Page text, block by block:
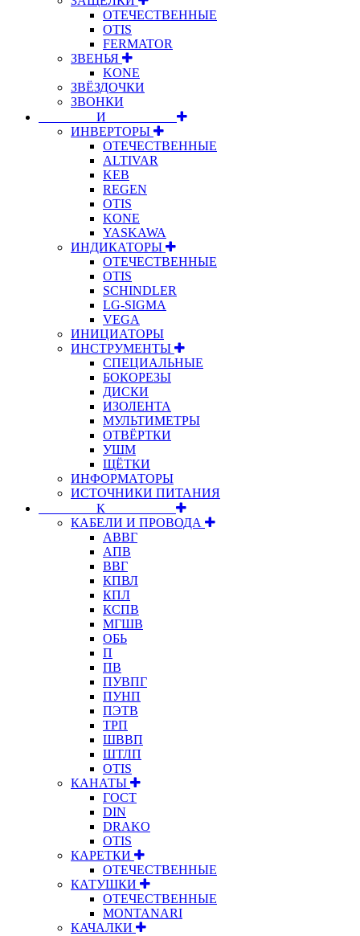
ОТЕЧЕСТВЕННЫЕ
OTIS
FERMATOR
ЗВЕНЬЯ
KONE
ЗВЁЗДОЧКИ
ЗВОНКИ
⠀⠀⠀⠀⠀⠀И⠀⠀⠀⠀⠀⠀⠀
ИНВЕРТОРЫ
ОТЕЧЕСТВЕННЫЕ
ALTIVAR
KEB
REGEN
OTIS
KONE
YASKAWA
ИНДИКАТОРЫ
ОТЕЧЕСТВЕННЫЕ
OTIS
SCHINDLER
LG-SIGMA
VEGA
ИНИЦИАТОРЫ
ИНСТРУМЕНТЫ
СПЕЦИАЛЬНЫЕ
БОКОРЕЗЫ
ДИСКИ
ИЗОЛЕНТА
МУЛЬТИМЕТРЫ
ОТВЁРТКИ
УШМ
ЩЁТКИ
ИНФОРМАТОРЫ
ИСТОЧНИКИ ПИТАНИЯ
⠀⠀⠀⠀⠀⠀К⠀⠀⠀⠀⠀⠀⠀
КАБЕЛИ И ПРОВОДА
АВВГ
АПВ
ВВГ
КПВЛ
КПЛ
КСПВ
МГШВ
ОБЬ
П
ПВ
ПУВПГ
ПУНП
ПЭТВ
ТРП
ШВВП
ШТЛП
OTIS
КАНАТЫ
ГОСТ
DIN
DRAKO
OTIS
КАРЕТКИ
ОТЕЧЕСТВЕННЫЕ
КАТУШКИ
ОТЕЧЕСТВЕННЫЕ
MONTANARI
КАЧАЛКИ